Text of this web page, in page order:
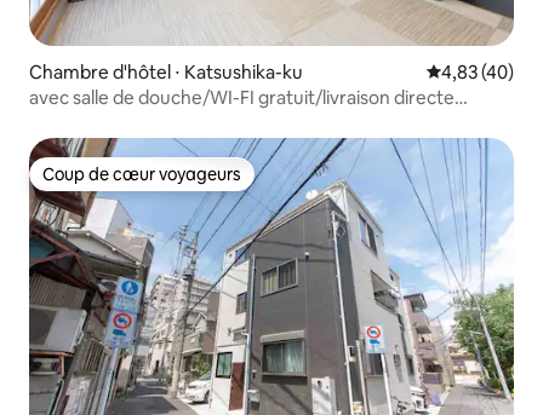
Chambre d'hôtel ⋅ Katsushika-ku Évaluation
4,83 (40)
avec salle de douche/WI-FI gratuit/livraison directe
Coup de cœur voyageurs
Coup de cœur voyageurs